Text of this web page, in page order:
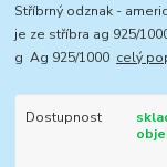
Stříbrný odznak -
je ze stříbra ag 925/
g Ag 925/1000 celý
Dostupnost